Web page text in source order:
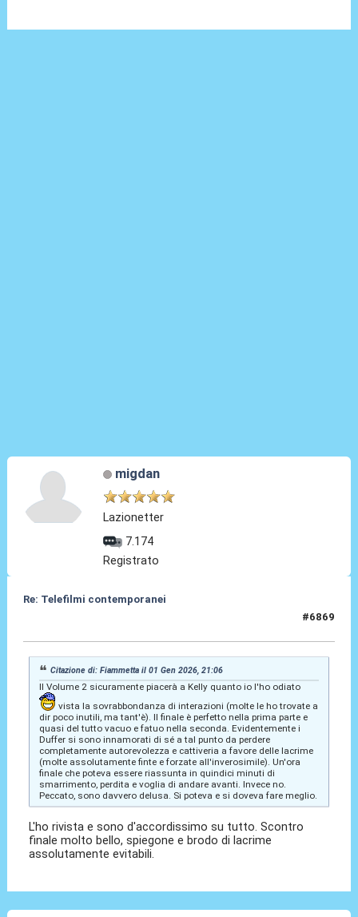
migdan
Lazionetter
7.174
Registrato
Re: Telefilmi contemporanei
#6869
Citazione di: Fiammetta il 01 Gen 2026, 21:06
Il Volume 2 sicuramente piacerà a Kelly quanto io l'ho odiato
vista la sovrabbondanza di interazioni (molte le ho trovate a
dir poco inutili, ma tant'è). Il finale è perfetto nella prima parte e
quasi del tutto vacuo e fatuo nella seconda. Evidentemente i
Duffer si sono innamorati di sé a tal punto da perdere
completamente autorevolezza e cattiveria a favore delle lacrime
(molte assolutamente finte e forzate all'inverosimile). Un'ora
finale che poteva essere riassunta in quindici minuti di
smarrimento, perdita e voglia di andare avanti. Invece no.
Peccato, sono davvero delusa. Si poteva e si doveva fare meglio.
L'ho rivista e sono d'accordissimo su tutto. Scontro
finale molto bello, spiegone e brodo di lacrime
assolutamente evitabili.